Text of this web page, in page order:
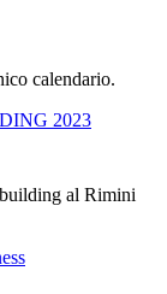
calendario.
2023
al Rimini